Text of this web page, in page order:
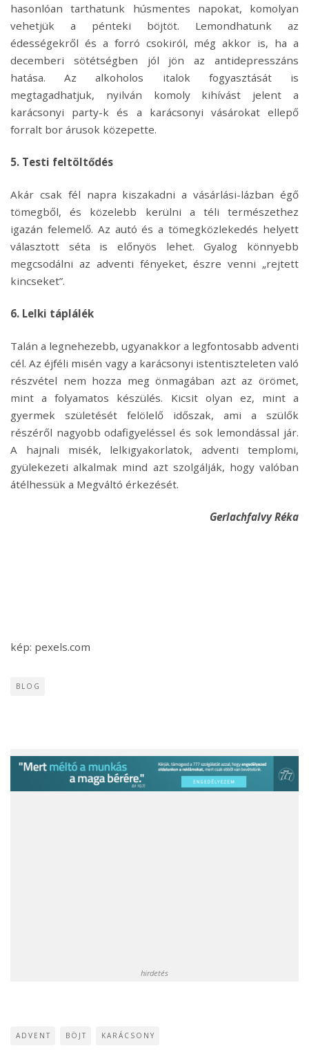
hasonlóan tarthatunk húsmentes napokat, komolyan
vehetjük a pénteki böjtöt. Lemondhatunk az
édességekről és a forró csokiról, még akkor is, ha a
decemberi sötétségben jól jön az antidepresszáns
hatása. Az alkoholos italok fogyasztását is
megtagadhatjuk, nyilván komoly kihívást jelent a
karácsonyi party-k és a karácsonyi vásárokat ellepő
forralt bor árusok közepette.
5. Testi feltöltődés
Akár csak fél napra kiszakadni a vásárlási-lázban égő
tömegből, és közelebb kerülni a téli természethez
igazán felemelő. Az autó és a tömegközlekedés helyett
választott séta is előnyös lehet. Gyalog könnyebb
megcsodálni az adventi fényeket, észre venni „rejtett
kincseket”.
6. Lelki táplálék
Talán a legnehezebb, ugyanakkor a legfontosabb adventi
cél. Az éjféli misén vagy a karácsonyi istentiszteleten való
részvétel nem hozza meg önmagában azt az örömet,
mint a folyamatos készülés. Kicsit olyan ez, mint a
gyermek születését felölelő időszak, ami a szülők
részéről nagyobb odafigyeléssel és sok lemondással jár.
A hajnali misék, lelkigyakorlatok, adventi templomi,
gyülekezeti alkalmak mind azt szolgálják, hogy valóban
átélhessük a Megváltó érkezését.
Gerlachfalvy Réka
kép: pexels.com
BLOG
hirdetés
ADVENT BÖJT KARÁCSONY